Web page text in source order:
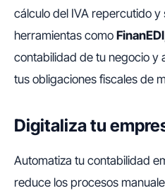
cálculo del IVA repercutido
herramientas como FinanEDI
contabilidad de tu negocio y
tus obligaciones fiscales de
Digitaliza tu
Automatiza tu contabilidad
reduce los procesos